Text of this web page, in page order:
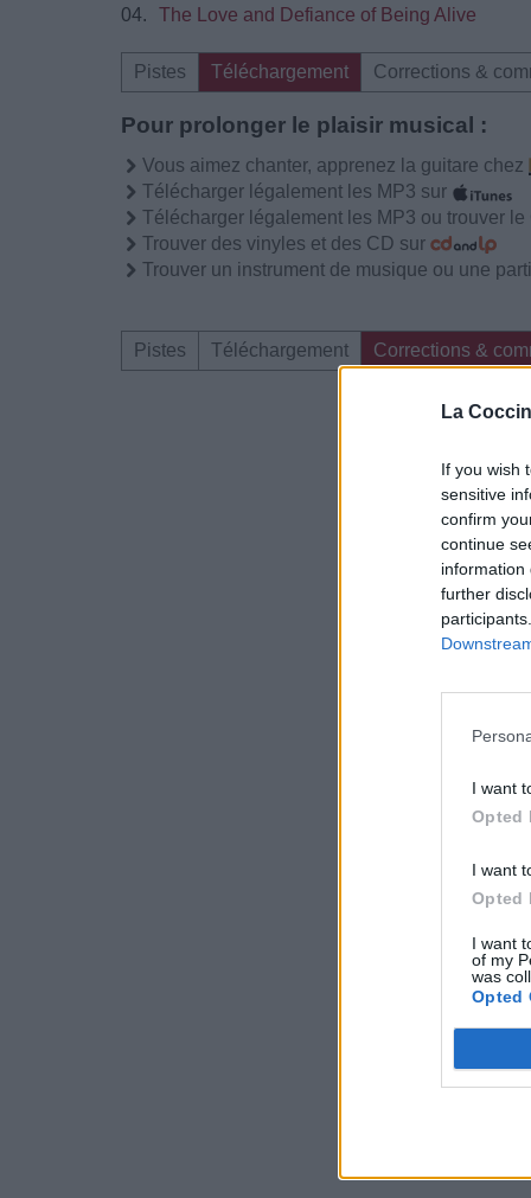
La
If you wish
sensitive
confirm
continue
information
further
I want
Opted
I want
Opted
I want
of my
was
Opted
04.
The Love and Defiance of Being Alive
Pistes Téléchargement Corrections &
Pour prolonger le plaisir musical :
Vous aimez chanter, apprenez la guitare chez
Télécharger légalement les MP3 sur
Télécharger légalement les MP3 ou trouver le
Trouver des vinyles et des CD sur
Trouver un instrument de musique ou une
Pistes Téléchargement Corrections &
Dire «merci»